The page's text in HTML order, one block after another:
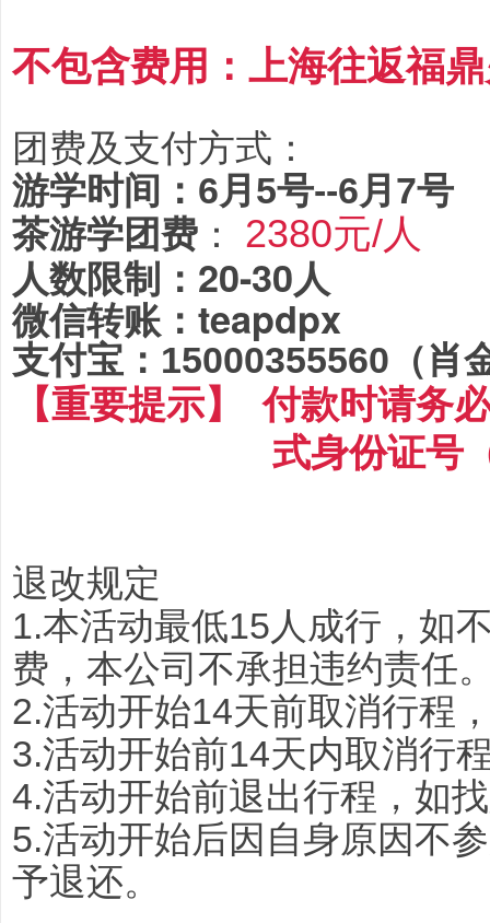
不包含费用：上海往返福
团费及支付方式：
游学时间：6月5号--6月7号
茶游学团费 ： 2380元/人
人数限制：20-30人
微信转账：teapdpx
支付宝： 15000355560（肖
【重要提示】 付款时请务
式身份证号
退改规定
1.本活动最低15人成行，如
费，本公司不承担违约责任
2.活动开始14天前取消行程
3.活动开始前14天内取消行
4.活动开始前退出行程，如
5.活动开始后因自身原因不
予退还。